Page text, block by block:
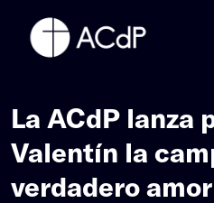
La ACdP lanza
Valentín la
verdadero